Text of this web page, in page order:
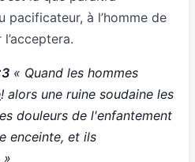
pacificateur, à l’homme de
« Quand les hommes
! alors une ruine soudaine les
douleurs de l'enfantement
enceinte, et ils
»